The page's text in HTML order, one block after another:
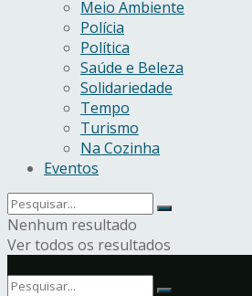
Meio Ambiente
Polícia
Política
Saúde e Beleza
Solidariedade
Tempo
Turismo
Na Cozinha
Eventos
Nenhum resultado
Ver todos os resultados